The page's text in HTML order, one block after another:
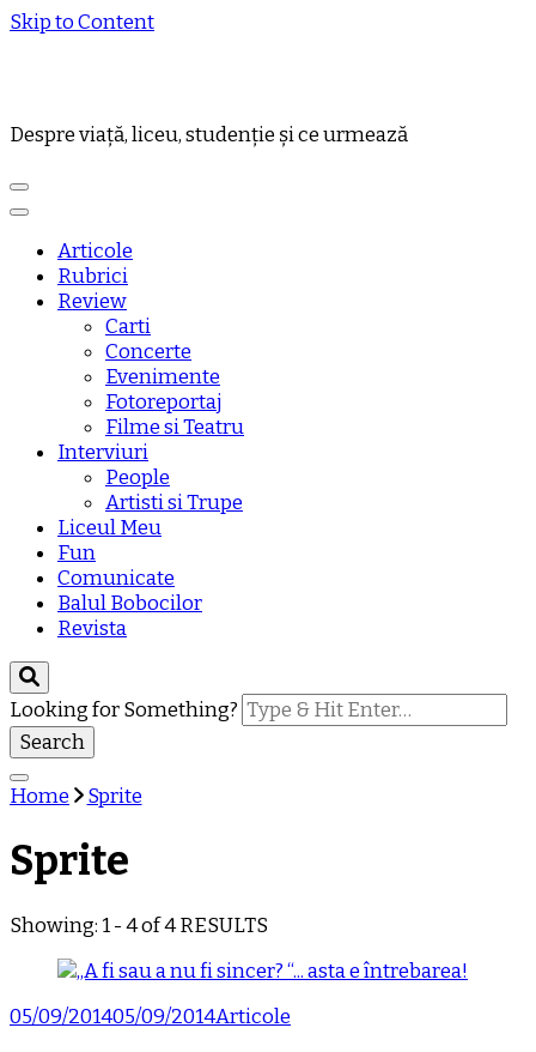
Skip to Content
Despre viață, liceu, studenție și ce urmează
Articole
Rubrici
Review
Carti
Concerte
Evenimente
Fotoreportaj
Filme si Teatru
Interviuri
People
Artisti si Trupe
Liceul Meu
Fun
Comunicate
Balul Bobocilor
Revista
Looking for Something?
Home Sprite
Sprite
Showing: 1 - 4 of 4 RESULTS
05/09/201405/09/2014Articole